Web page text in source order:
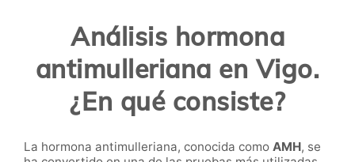
Análisis hormona
antimulleriana en Vigo.
¿En qué consiste?
La hormona antimulleriana, conocida como AMH, se